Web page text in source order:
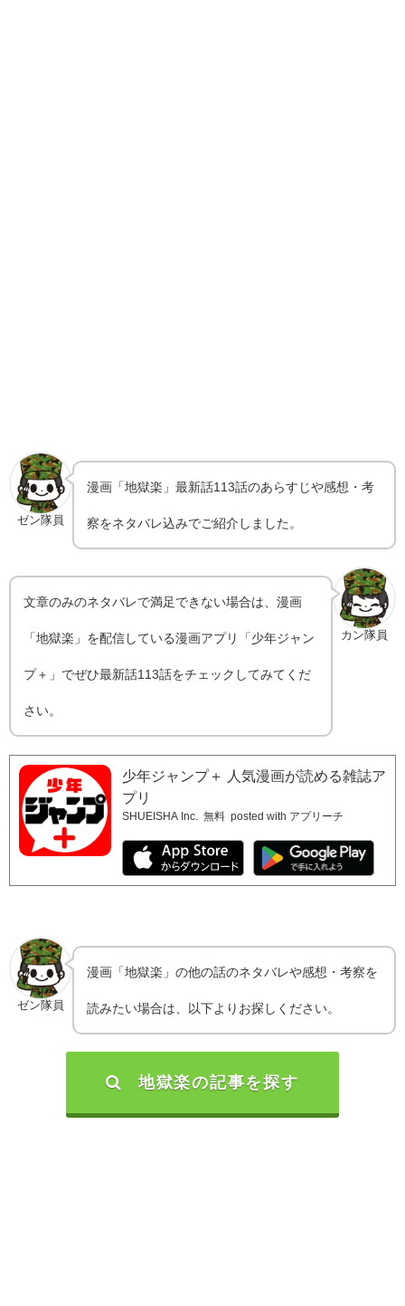
ゼン隊員
漫画「地獄楽」最新話113話のあらすじや感想・考
察をネタバレ込みでご紹介しました。
カン隊員
文章のみのネタバレで満足できない場合は、漫画
「地獄楽」を配信している漫画アプリ「少年ジャン
プ＋」でぜひ最新話113話をチェックしてみてくだ
さい。
少年ジャンプ＋ 人気漫画が読める雑誌ア
プリ
SHUEISHA Inc. 無料 posted with アプリーチ
ゼン隊員
漫画「地獄楽」の他の話のネタバレや感想・考察を
読みたい場合は、以下よりお探しください。
地獄楽の記事を探す